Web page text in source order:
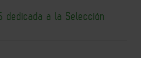
dedicada a la Selección